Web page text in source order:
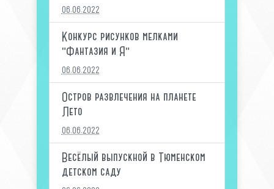
06.06.2022
Конкурс рисунков мелками
"Фантазия и Я"
06.06.2022
Остров развлечения на планете
Лето
06.06.2022
Весёлый выпускной в Тюменском
детском саду